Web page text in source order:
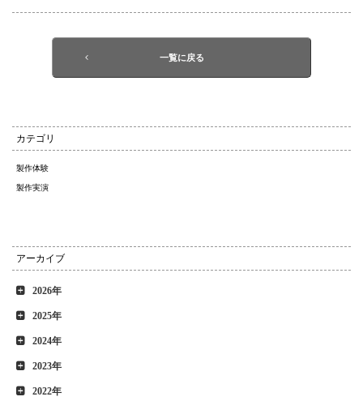
一覧に戻る
カテゴリ
製作体験
製作実演
アーカイブ
2026年
2025年
2024年
2023年
2022年